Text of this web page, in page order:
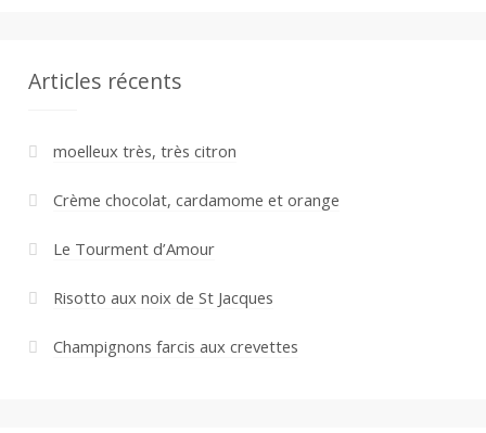
Articles récents
moelleux très, très citron
Crème chocolat, cardamome et orange
Le Tourment d’Amour
Risotto aux noix de St Jacques
Champignons farcis aux crevettes